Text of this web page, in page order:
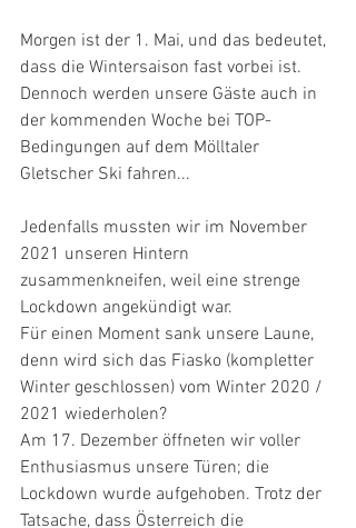
Morgen ist der 1. Mai, und das bedeutet,
dass die Wintersaison fast vorbei ist.
Dennoch werden unsere Gäste auch in
der kommenden Woche bei TOP-
Bedingungen auf dem Mölltaler
Gletscher Ski fahren...
Jedenfalls mussten wir im November
2021 unseren Hintern
zusammenkneifen, weil eine strenge
Lockdown angekündigt war.
Für einen Moment sank unsere Laune,
denn wird sich das Fiasko (kompletter
Winter geschlossen) vom Winter 2020 /
2021 wiederholen?
Am 17. Dezember öffneten wir voller
Enthusiasmus unsere Türen; die
Lockdown wurde aufgehoben. Trotz der
Tatsache, dass Österreich die